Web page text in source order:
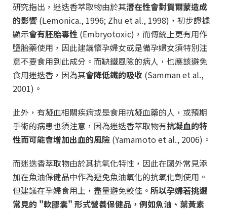
研究指出，迷迭香萃取物由於其潛在性會對賀爾蒙造成
的影響 (Lemonica., 1996; Zhu et al., 1998)，初步證據
顯示會有胚胎毒性 (Embryotoxic)，而傳統上更有用作
墮胎藥使用，因此建議懷孕婦女或是備孕婦女須特別注
意不要食用到此成分。而缺鐵風險的病人，也應該避免
食用迷迭香，因為其會降低鐵的吸收 (Samman et al.,
2001)。
此外，有凝血相關疾病或是食用抗凝血藥的人，或預期
手術的病患也須注意，因為迷迭香萃取物有抗凝血的特
性而可能會增加出血的風險 (Yamamoto et al., 2006)。
而迷迭香萃取物由於其抗氧化特性，因此在國外常見添
加在魚油保健品中作為避免魚油氧化的抗氧化劑使用。
但建議在孕婦食用上，盡量避免較佳。 所以孕婦若挑選
常見的 "軟膠囊" 形式營養保健品，例如魚油、葉黃素